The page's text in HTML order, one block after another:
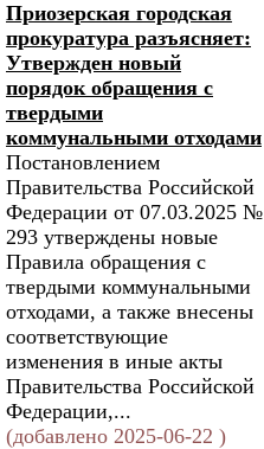
Приозерская городская
прокуратура разъясняет:
Утвержден новый
порядок обращения с
твердыми
коммунальными отходами
Постановлением
Правительства Российской
Федерации от 07.03.2025 №
293 утверждены новые
Правила обращения с
твердыми коммунальными
отходами, а также внесены
соответствующие
изменения в иные акты
Правительства Российской
Федерации,...
(добавлено 2025-06-22 )